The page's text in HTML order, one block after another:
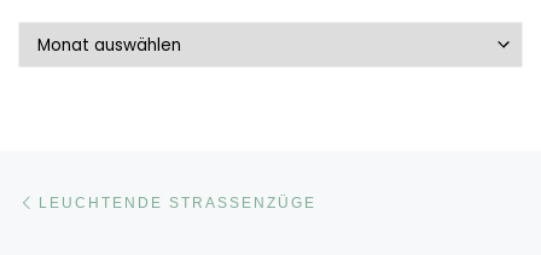
Beitragsnavigation
LEUCHTENDE STRASSENZÜGE